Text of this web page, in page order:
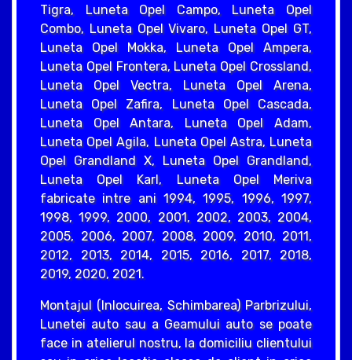
Tigra, Luneta Opel Campo, Luneta Opel
Combo, Luneta Opel Vivaro, Luneta Opel GT,
Luneta Opel Mokka, Luneta Opel Ampera,
Luneta Opel Frontera, Luneta Opel Crossland,
Luneta Opel Vectra, Luneta Opel Arena,
Luneta Opel Zafira, Luneta Opel Cascada,
Luneta Opel Antara, Luneta Opel Adam,
Luneta Opel Agila, Luneta Opel Astra, Luneta
Opel Grandland X, Luneta Opel Grandland,
Luneta Opel Karl, Luneta Opel Meriva
fabricate intre ani 1994, 1995, 1996, 1997,
1998, 1999, 2000, 2001, 2002, 2003, 2004,
2005, 2006, 2007, 2008, 2009, 2010, 2011,
2012, 2013, 2014, 2015, 2016, 2017, 2018,
2019, 2020, 2021.
Montajul (Inlocuirea, Schimbarea) Parbrizului,
Lunetei auto sau a Geamului auto se poate
face in atelierul nostru, la domiciliu clientului